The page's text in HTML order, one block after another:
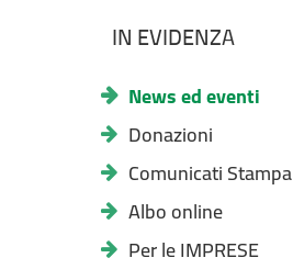
IN EVIDENZA
News ed eventi
Donazioni
Comunicati Stampa
Albo online
Per le IMPRESE